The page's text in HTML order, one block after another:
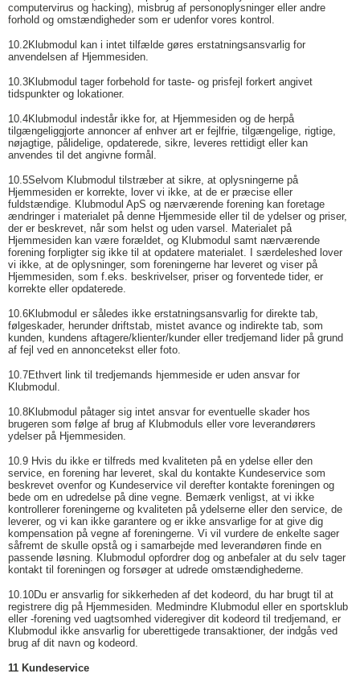
computervirus og hacking), misbrug af personoplysninger eller andre
forhold og omstændigheder som er udenfor vores kontrol.
10.2Klubmodul kan i intet tilfælde gøres erstatningsansvarlig for
anvendelsen af Hjemmesiden.
10.3Klubmodul tager forbehold for taste- og prisfejl forkert angivet
tidspunkter og lokationer.
10.4Klubmodul indestår ikke for, at Hjemmesiden og de herpå
tilgængeliggjorte annoncer af enhver art er fejlfrie, tilgængelige, rigtige,
nøjagtige, pålidelige, opdaterede, sikre, leveres rettidigt eller kan
anvendes til det angivne formål.
10.5Selvom Klubmodul tilstræber at sikre, at oplysningerne på
Hjemmesiden er korrekte, lover vi ikke, at de er præcise eller
fuldstændige. Klubmodul ApS og nærværende forening kan foretage
ændringer i materialet på denne Hjemmeside eller til de ydelser og priser,
der er beskrevet, når som helst og uden varsel. Materialet på
Hjemmesiden kan være forældet, og Klubmodul samt nærværende
forening forpligter sig ikke til at opdatere materialet. I særdeleshed lover
vi ikke, at de oplysninger, som foreningerne har leveret og viser på
Hjemmesiden, som f.eks. beskrivelser, priser og forventede tider, er
korrekte eller opdaterede.
10.6Klubmodul er således ikke erstatningsansvarlig for direkte tab,
følgeskader, herunder driftstab, mistet avance og indirekte tab, som
kunden, kundens aftagere/klienter/kunder eller tredjemand lider på grund
af fejl ved en annoncetekst eller foto.
10.7Ethvert link til tredjemands hjemmeside er uden ansvar for
Klubmodul.
10.8Klubmodul påtager sig intet ansvar for eventuelle skader hos
brugeren som følge af brug af Klubmoduls eller vore leverandørers
ydelser på Hjemmesiden.
10.9 Hvis du ikke er tilfreds med kvaliteten på en ydelse eller den
service, en forening har leveret, skal du kontakte Kundeservice som
beskrevet ovenfor og Kundeservice vil derefter kontakte foreningen og
bede om en udredelse på dine vegne. Bemærk venligst, at vi ikke
kontrollerer foreningerne og kvaliteten på ydelserne eller den service, de
leverer, og vi kan ikke garantere og er ikke ansvarlige for at give dig
kompensation på vegne af foreningerne. Vi vil vurdere de enkelte sager
såfremt de skulle opstå og i samarbejde med leverandøren finde en
passende løsning. Klubmodul opfordrer dog og anbefaler at du selv tager
kontakt til foreningen og forsøger at udrede omstændighederne.
10.10Du er ansvarlig for sikkerheden af det kodeord, du har brugt til at
registrere dig på Hjemmesiden. Medmindre Klubmodul eller en sportsklub
eller -forening ved uagtsomhed videregiver dit kodeord til tredjemand, er
Klubmodul ikke ansvarlig for uberettigede transaktioner, der indgås ved
brug af dit navn og kodeord.
11 Kundeservice